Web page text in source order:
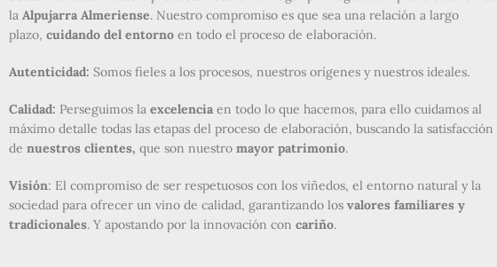
la Alpujarra Almeriense. Nuestro compromiso es que sea una relación a largo
plazo, cuidando del entorno en todo el proceso de elaboración.
Autenticidad: Somos fieles a los procesos, nuestros orígenes y nuestros ideales.
Calidad: Perseguimos la excelencia en todo lo que hacemos, para ello cuidamos al
máximo detalle todas las etapas del proceso de elaboración, buscando la satisfacción
de nuestros clientes, que son nuestro mayor patrimonio.
Visión: El compromiso de ser respetuosos con los viñedos, el entorno natural y la
sociedad para ofrecer un vino de calidad, garantizando los valores familiares y
tradicionales. Y apostando por la innovación con cariño.